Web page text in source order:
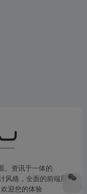
、资讯于一体的
风格，全面的前端用
迎您的体验